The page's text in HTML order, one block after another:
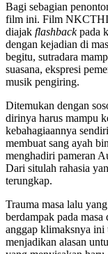
Bagi sebagian
film ini. Film NKCTHI
diajak flashbackpada
dengan kejadian di
begitu, sutradara
suasana, ekspresi
musik pengiring.
Ditemukan dengan
dirinya harus mampu
kebahagiaannya
membuat sang ayah
menghadiri pameran
Dari situlah rahasia
terungkap.
Trauma masa lalu
berdampak pada masa
anggap klimaksnya ini
menjadikan alasan